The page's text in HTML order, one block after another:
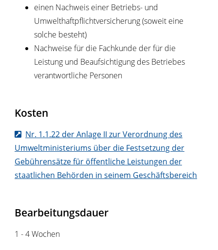
einen Nachweis einer Betriebs- und
Umwelthaftpflichtversicherung (soweit eine
solche besteht)
Nachweise für die Fachkunde der für die
Leistung und Beaufsichtigung des Betriebes
verantwortliche Personen
Kosten
Nr. 1.1.22 der Anlage II zur Verordnung des
Umweltministeriums über die Festsetzung der
Gebührensätze für öffentliche Leistungen der
staatlichen Behörden in seinem Geschäftsbereich
Bearbeitungsdauer
1 - 4 Wochen